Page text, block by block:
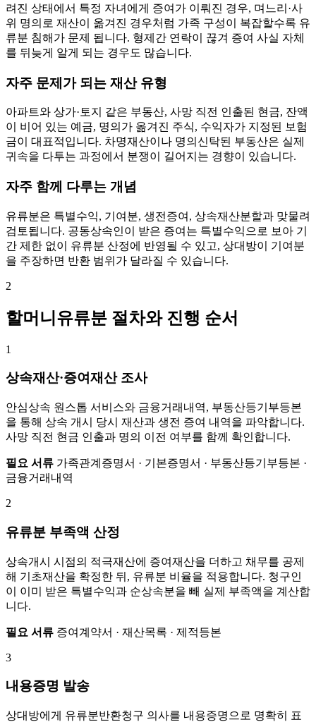
려진 상태에서 특정 자녀에게 증여가 이뤄진 경우, 며느리·사
위 명의로 재산이 옮겨진 경우처럼 가족 구성이 복잡할수록 유
류분 침해가 문제 됩니다. 형제간 연락이 끊겨 증여 사실 자체
를 뒤늦게 알게 되는 경우도 많습니다.
자주 문제가 되는 재산 유형
아파트와 상가·토지 같은 부동산, 사망 직전 인출된 현금, 잔액
이 비어 있는 예금, 명의가 옮겨진 주식, 수익자가 지정된 보험
금이 대표적입니다. 차명재산이나 명의신탁된 부동산은 실제
귀속을 다투는 과정에서 분쟁이 길어지는 경향이 있습니다.
자주 함께 다루는 개념
유류분은 특별수익, 기여분, 생전증여, 상속재산분할과 맞물려
검토됩니다. 공동상속인이 받은 증여는 특별수익으로 보아 기
간 제한 없이 유류분 산정에 반영될 수 있고, 상대방이 기여분
을 주장하면 반환 범위가 달라질 수 있습니다.
2
할머니유류분 절차와 진행 순서
1
상속재산·증여재산 조사
안심상속 원스톱 서비스와 금융거래내역, 부동산등기부등본
을 통해 상속 개시 당시 재산과 생전 증여 내역을 파악합니다.
사망 직전 현금 인출과 명의 이전 여부를 함께 확인합니다.
필요 서류 가족관계증명서 · 기본증명서 · 부동산등기부등본 ·
금융거래내역
2
유류분 부족액 산정
상속개시 시점의 적극재산에 증여재산을 더하고 채무를 공제
해 기초재산을 확정한 뒤, 유류분 비율을 적용합니다. 청구인
이 이미 받은 특별수익과 순상속분을 빼 실제 부족액을 계산합
니다.
필요 서류 증여계약서 · 재산목록 · 제적등본
3
내용증명 발송
상대방에게 유류분반환청구 의사를 내용증명으로 명확히 표